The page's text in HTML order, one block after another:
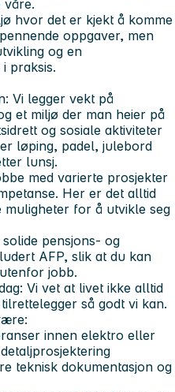
våre.
hvor det er kjekt å komme
oppgaver, men
og en
praksis.
Vi legger vekt på
et miljø der man heier på
og sosiale aktiviteter
løping, padel, julebord
lunsj.
med varierte prosjekter
Her er det alltid
for å utvikle seg
pensjons- og
AFP, slik at du kan
jobb.
Vi vet at livet ikke alltid
så godt vi kan.
innen elektro eller
teknisk dokumentasjon og